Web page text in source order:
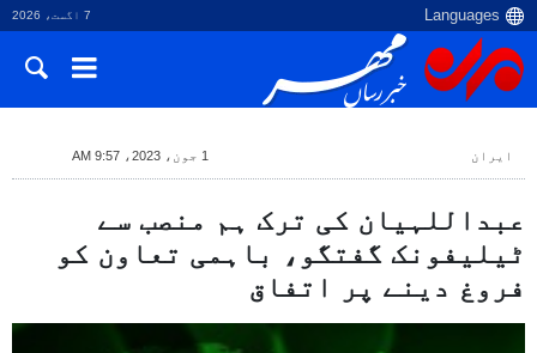
7 اگست، 2026
ایران 1 جون، 2023، 9:57 AM
عبداللہیان کی ترک ہم منصب سے
ٹیلیفونک گفتگو، باہمی تعاون کو
فروغ دینے پر اتفاق